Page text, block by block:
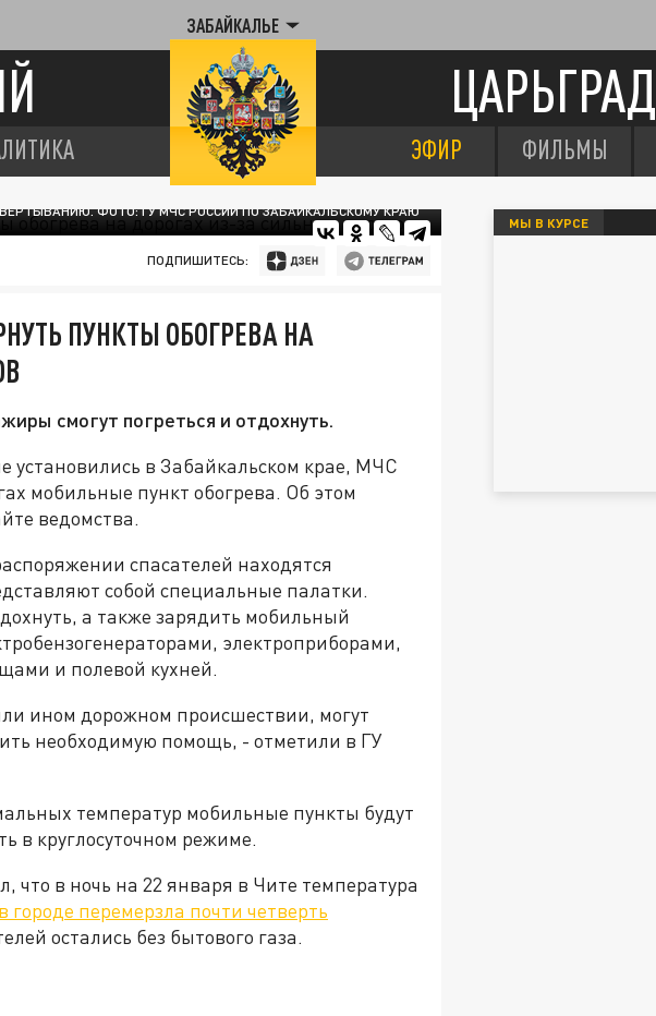
ЗАБАЙКАЛЬЕ
ЦАРЬГРАД
ЭФИР ФИЛЬМЫ
ФОТО: ГУ МЧС РОССИИ ПО ЗАБАЙКАЛЬСКОМУ КРАЮ
ПОДПИШИТЕСЬ:
ПУНКТЫ ОБОГРЕВА НА
смогут погреться и отдохнуть.
установились в Забайкальском крае, МЧС
мобильные пункт обогрева. Об этом
ведомства.
спасателей находятся
собой специальные палатки.
а также зарядить мобильный
электроприборами,
и полевой кухней.
ином дорожном происшествии, могут
необходимую помощь, - отметили в ГУ
температур мобильные пункты будут
в круглосуточном режиме.
что в ночь на 22 января в Чите температура
в городе перемерзла почти четверть
остались без бытового газа.
МЫ В КУРСЕ